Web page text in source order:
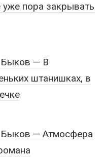
уже пора закрывать
— В
штанишках, в
— Атмосфера